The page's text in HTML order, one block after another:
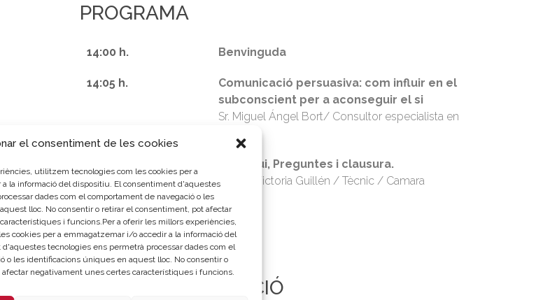
el consentiment de les cookies
utilitzem tecnologies com les cookies per a
la informació del dispositiu. El consentiment d'aquestes
dades com el comportament de navegació o les
lloc. No consentir o retirar el consentiment, pot afectar
i funcions.Per a oferir les millors experiències,
cookies per a emmagatzemar i/o accedir a la informació del
tecnologies ens permetrà processar dades com el
o les identificacions úniques en aquest lloc. No consentir o
negativament unes certes característiques i funcions.
influir en
PROGRAMA
14:00 h. Benvinguda
14:05 h.
Comunicació persuasiva: com influir en el
subconscient per a aconseguir el si
Sr. Miguel Ángel Bort/ Consultor especialista en
Col·loqui, Preguntes i clausura.
Sra. Mª Victoria Guillén / Tècnic / Camara
LLOC DE CELEBRACIÓ